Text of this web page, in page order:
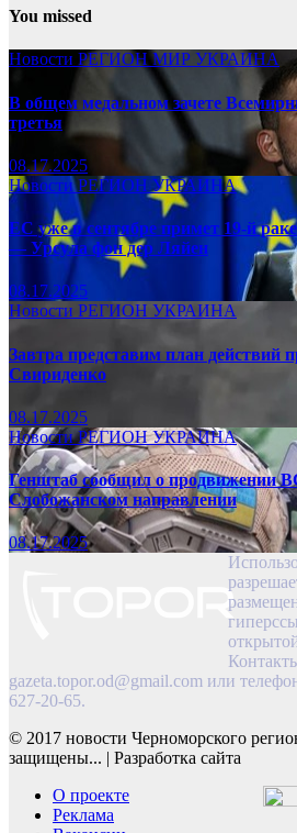
You missed
Новости РЕГИОНМИР УКРАИНА
В общем медальном зачете
третья
08.17.2025
НовостиРЕГИОНУКРАИНА
ЕС уже в сентябре примет 19-й
— Урсула фон дер Ляйен
08.17.2025
Новости РЕГИОН УКРАИНА
Завтра представим план действий
Свириденко
08.17.2025
НовостиРЕГИОНУКРАИНА
Генштаб сообщил о продвижении
Слобожанском направлении
08.17.2025
gazeta.topor.od@gmail.com или
627-20-65.
© 2017 новости Черноморского
защищены...
Разработка сайта
О проекте
Реклама